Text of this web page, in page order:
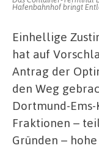
Hafenbahnhof bringt
Einhellige
hat auf
Antrag der
den Weg
Dortmund-
Fraktionen –
Gründen –